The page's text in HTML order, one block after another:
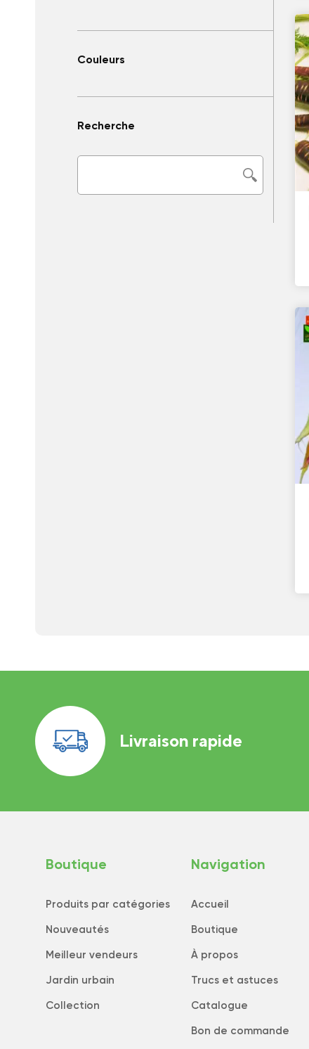
Couleurs
Recherche
Livraison rapide
Boutique
Produits par catégories
Nouveautés
Meilleur vendeurs
Jardin urbain
Collection
Navigation
Accueil
Boutique
À propos
Trucs et astuces
Catalogue
Bon de commande